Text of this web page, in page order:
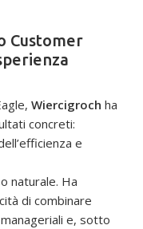
Customer
Wiercigroch ha
concreti:
e
naturale. Ha
di combinare
e, sotto